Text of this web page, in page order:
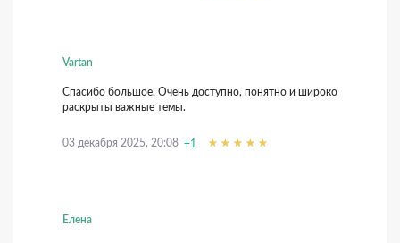
Vartan
Спасибо большое. Очень доступно, понятно и широко
раскрыты важные темы.
03 декабря 2025, 20:08 +1
Елена